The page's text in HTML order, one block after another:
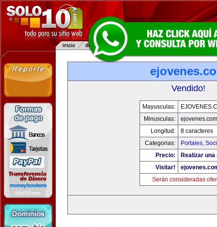
Vendido!
Mayusculas:
Minusculas:
ejovenes.com
Longitud:
8 caracteres
Categorias:
Portales,
Precio:
Realizar
Visitar!
Serán consideradas